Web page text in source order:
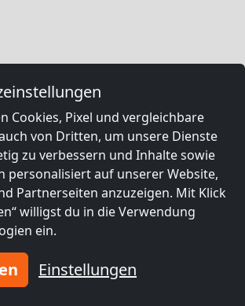
Cookies, Pixel und vergleichbare
von Dritten, um unsere Dienste
zu verbessern und Inhalte sowie
personalisiert auf unserer Website,
Partnerseiten anzuzeigen. Mit Klick
willigst du in die Verwendung
ein.
Einstellungen